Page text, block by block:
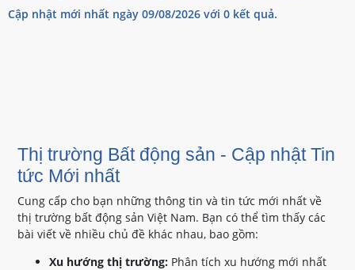
Cập nhật mới nhất ngày 09/08/2026 với 0 kết quả.
Thị trường Bất động sản - Cập nhật Tin
tức Mới nhất
Cung cấp cho bạn những thông tin và tin tức mới nhất về
thị trường bất động sản Việt Nam. Bạn có thể tìm thấy các
bài viết về nhiều chủ đề khác nhau, bao gồm:
Xu hướng thị trường: Phân tích xu hướng mới nhất